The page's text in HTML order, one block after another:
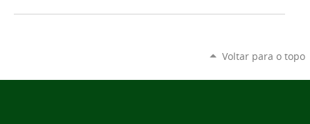
Voltar para o topo